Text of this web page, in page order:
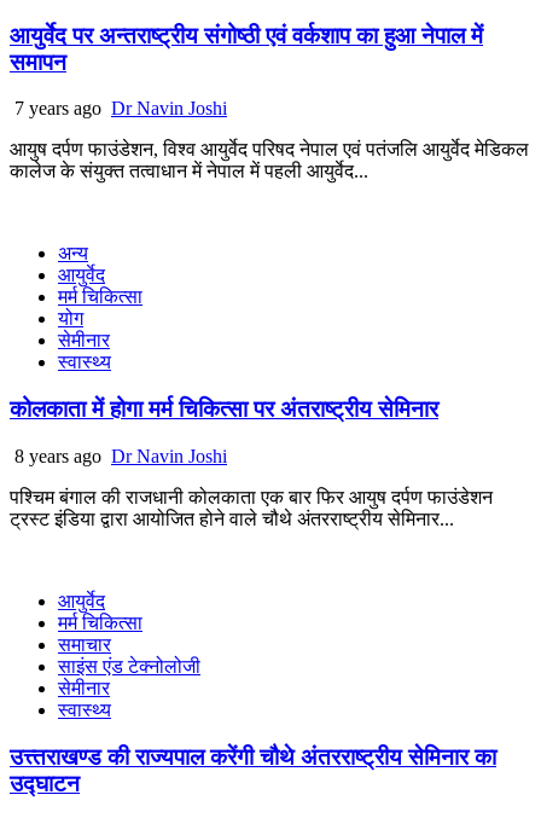
आयुर्वेद पर अन्तराष्ट्रीय संगोष्ठी एवं वर्कशाप का हुआ नेपाल में
समापन
7 years ago Dr Navin Joshi
आयुष दर्पण फाउंडेशन, विश्व आयुर्वेद परिषद नेपाल एवं पतंजलि आयुर्वेद मेडिकल
कालेज के संयुक्त तत्वाधान में नेपाल में पहली आयुर्वेद...
अन्य
आयुर्वेद
मर्म चिकित्सा
योग
सेमीनार
स्वास्थ्य
कोलकाता में होगा मर्म चिकित्सा पर अंतराष्ट्रीय सेमिनार
8 years ago Dr Navin Joshi
पश्चिम बंगाल की राजधानी कोलकाता एक बार फिर आयुष दर्पण फाउंडेशन
ट्रस्ट इंडिया द्वारा आयोजित होने वाले चौथे अंतरराष्ट्रीय सेमिनार...
आयुर्वेद
मर्म चिकित्सा
समाचार
साइंस एंड टेक्नोलोजी
सेमीनार
स्वास्थ्य
उत्त्तराखण्ड की राज्यपाल करेंगी चौथे अंतरराष्ट्रीय सेमिनार का
उद्घाटन